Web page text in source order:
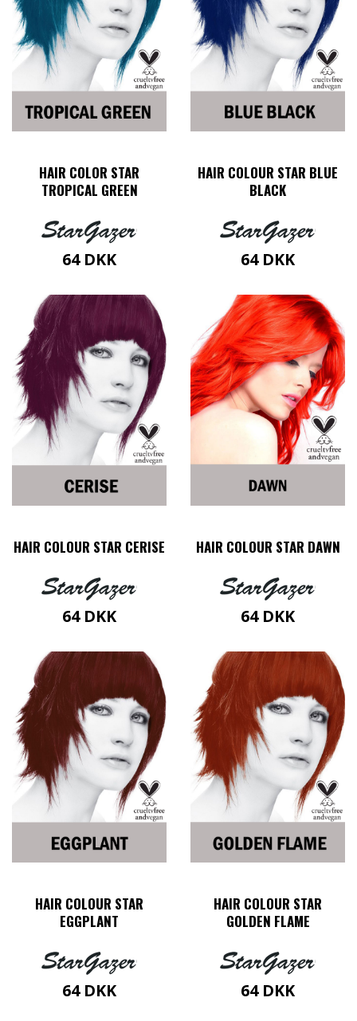
HAIR COLOR STAR
TROPICAL GREEN
64 DKK
HAIR COLOUR STAR BLUE
BLACK
64 DKK
HAIR COLOUR STAR CERISE
64 DKK
HAIR COLOUR STAR DAWN
64 DKK
HAIR COLOUR STAR
EGGPLANT
64 DKK
HAIR COLOUR STAR
GOLDEN FLAME
64 DKK